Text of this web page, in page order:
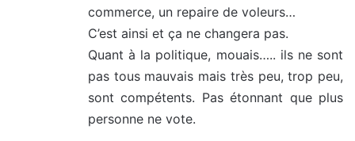
:
commerce, un repaire de voleurs…
C’est ainsi et ça ne changera pas.
Quant à la politique, mouais….. ils ne sont
pas tous mauvais mais très peu, trop peu,
sont compétents. Pas étonnant que plus
personne ne vote.